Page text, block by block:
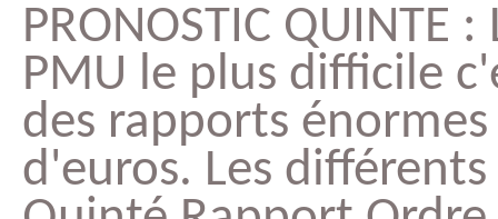
PRONOSTIC
PMU le plus difficile
des rapports
d'euros. Les